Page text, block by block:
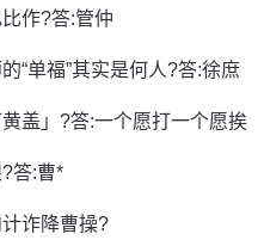
作?答:管仲
“单福”其实是何人?答:徐庶
盖」?答:一个愿打一个愿挨
答:曹*
诈降曹操?